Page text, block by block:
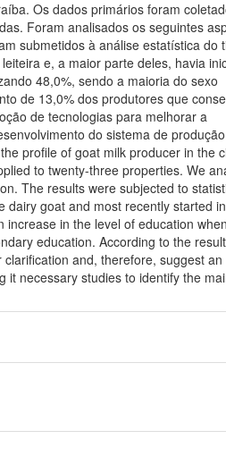
Os dados primários foram
Foram analisados os seguintes
submetidos à análise estatística do
e, a maior parte deles, havia
48,0%, sendo a maioria do sexo
de 13,0% dos produtores que
de tecnologias para melhorar a
do sistema de
profile of goat milk producer in the
to twenty-three properties. We
The results were subjected to
dairy goat and most recently started
in the level of education when
education. According to the
and, therefore, suggest an
it necessary studies to identify the